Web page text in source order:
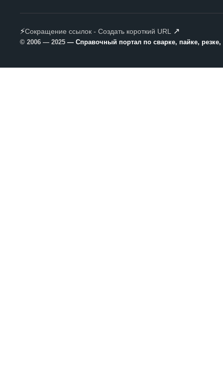
⚡Сокращение ссылок - Создать короткий URL ↗
© 2006 — 2025 — Справочный портал по сварке, пайке,